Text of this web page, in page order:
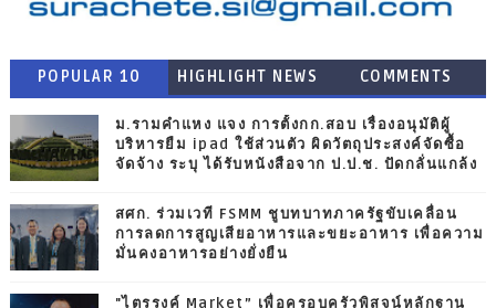
POPULAR 10 HIGHLIGHT NEWS COMMENTS
ม.รามคำแหง แจง การตั้งกก.สอบ เรื่องอนุมัติผู้
บริหารยืม ipad ใช้ส่วนตัว ผิดวัตถุประสงค์จัดซื้อ
จัดจ้าง ระบุ ได้รับหนังสือจาก ป.ป.ช. ปัดกลั่นแกล้ง
สศก. ร่วมเวที FSMM ชูบทบาทภาครัฐขับเคลื่อน
การลดการสูญเสียอาหารและขยะอาหาร เพื่อความ
มั่นคงอาหารอย่างยั่งยืน
"ไตรรงค์ Market” เพื่อครอบครัวพิสูจน์หลักฐาน